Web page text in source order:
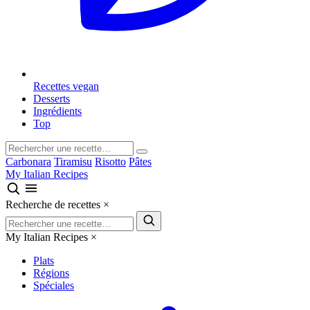
Recettes vegan
Desserts
Ingrédients
Top
Carbonara Tiramisu Risotto Pâtes
My Italian Recipes
Recherche de recettes ×
My Italian Recipes ×
Plats
Régions
Spéciales